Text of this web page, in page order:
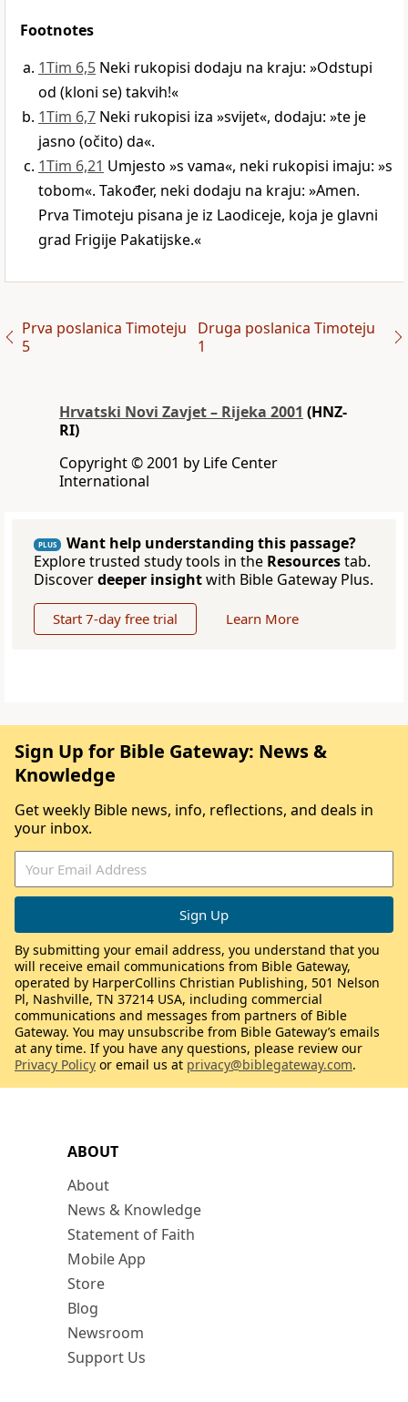
Footnotes
1Tim 6,5 Neki rukopisi dodaju na kraju: »Odstupi
od (kloni se) takvih!«
1Tim 6,7 Neki rukopisi iza »svijet«, dodaju: »te je
jasno (očito) da«.
1Tim 6,21 Umjesto »s vama«, neki rukopisi imaju: »s
tobom«. Također, neki dodaju na kraju: »Amen.
Prva Timoteju pisana je iz Laodiceje, koja je glavni
grad Frigije Pakatijske.«
Prva poslanica Timoteju
5
Druga poslanica Timoteju
1
Hrvatski Novi Zavjet – Rijeka 2001 (HNZ-
RI)
Copyright © 2001 by Life Center
International
PLUS
Want help understanding this passage?
Explore trusted study tools in the Resourcestab.
Discoverdeeper insightwith Bible Gateway Plus.
Start 7-day free trial Learn More
ABOUT
About
News & Knowledge
Statement of Faith
Mobile App
Store
Blog
Newsroom
Support Us
Sign Up for Bible Gateway: News &
Knowledge
Get weekly Bible news, info, reflections, and deals in
your inbox.
By submitting your email address, you understand that you
will receive email communications from Bible Gateway,
operated by HarperCollins Christian Publishing, 501 Nelson
Pl, Nashville, TN 37214 USA, including commercial
communications and messages from partners of Bible
Gateway. You may unsubscribe from Bible Gateway’s emails
at any time. If you have any questions, please review our
Privacy Policy or email us at privacy@biblegateway.com.